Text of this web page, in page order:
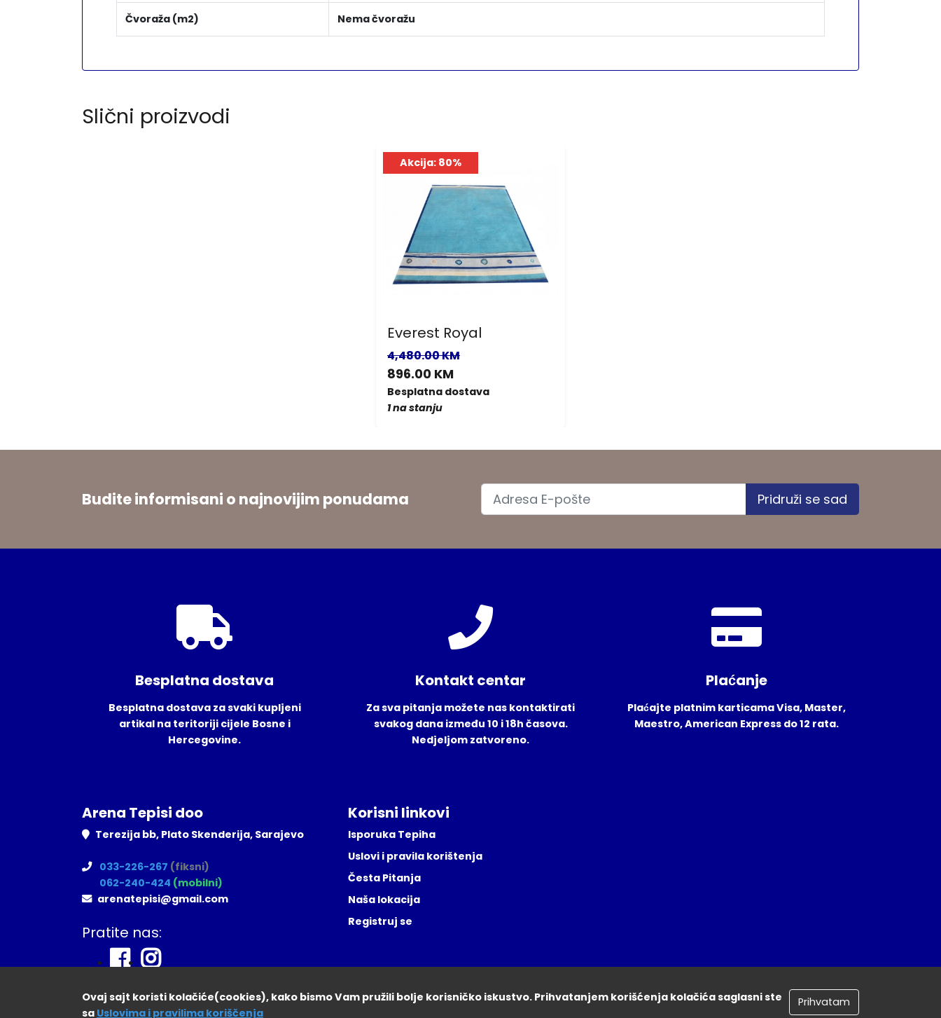
Čvoraža (m2) Nema čvoražu
Slični proizvodi
Akcija: 80%
Everest Royal
4,480.00 KM
896.00 KM
Besplatna dostava
1 na stanju
Budite informisani o najnovijim ponudama Pridruži se sad
Besplatna dostava
Besplatna dostava za svaki kupljeni
artikal na teritoriji cijele Bosne i
Hercegovine.
Kontakt centar
Za sva pitanja možete nas kontaktirati
svakog dana između 10 i 18h časova.
Nedjeljom zatvoreno.
Plaćanje
Plaćajte platnim karticama Visa, Master,
Maestro, American Express do 12 rata.
Arena Tepisi doo
Terezija bb, Plato Skenderija, Sarajevo
033-226-267 (fiksni)
062-240-424 (mobilni)
arenatepisi@gmail.com
Pratite nas:
Korisni linkovi
Isporuka Tepiha
Uslovi i pravila korištenja
Česta Pitanja
Naša lokacija
Registruj se
Ovaj sajt koristi kolačiće(cookies), kako bismo Vam pružili bolje korisničko iskustvo. Prihvatanjem korišćenja kolačića saglasni ste
sa Uslovima i pravilima koriščenja
Prihvatam